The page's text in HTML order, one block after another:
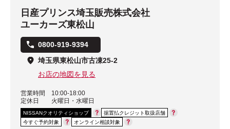
日産プリンス埼玉販売株式会社
ユーカーズ東松山
0800-919-9394
埼玉県東松山市古凍25-2
お店の地図を見る
営業時間
10:00-18:00
定休日
火曜日・水曜日
NISSANクオリティショップ
据置払クレジット取扱店舗
今すぐ予約対象
オンライン相談対象